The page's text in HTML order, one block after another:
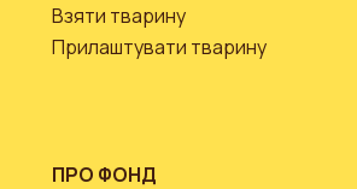
Взяти тварину
Прилаштувати тварину
ПРО ФОНД